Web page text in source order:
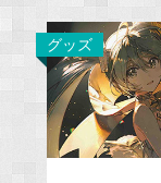
グッズ